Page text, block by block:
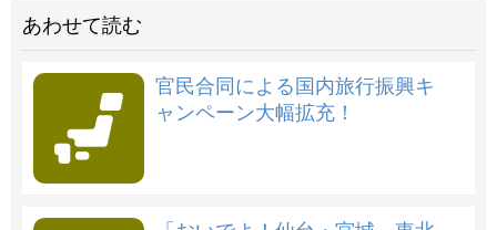
あわせて読む
官民合同による国内旅行振興キ
ャンペーン大幅拡充！